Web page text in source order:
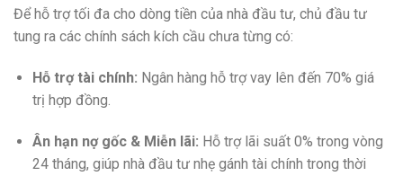
Để hỗ trợ tối đa cho dòng tiền của nhà đầu tư, chủ đầu tư
tung ra các chính sách kích cầu chưa từng có:
Hỗ trợ tài chính: Ngân hàng hỗ trợ vay lên đến 70% giá
trị hợp đồng.
Ân hạn nợ gốc & Miễn lãi: Hỗ trợ lãi suất 0% trong vòng
24 tháng, giúp nhà đầu tư nhẹ gánh tài chính trong thời